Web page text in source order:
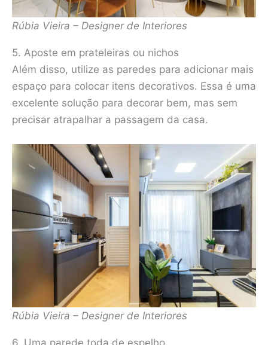
Rúbia Vieira – Designer de Interiores
5. Aposte em prateleiras ou nichos
Além disso, utilize as paredes para adicionar mais
espaço para colocar itens decorativos. Essa é uma
excelente solução para decorar bem, mas sem
precisar atrapalhar a passagem da casa.
Rúbia Vieira – Designer de Interiores
6. Uma parede toda de espelho